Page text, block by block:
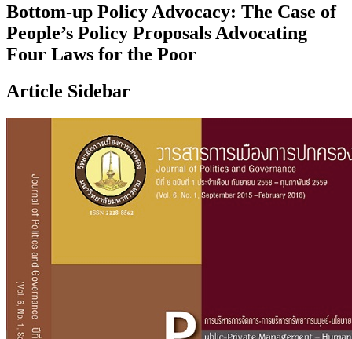
Bottom-up Policy Advocacy: The Case of
People’s Policy Proposals Advocating
Four Laws for the Poor
Article Sidebar